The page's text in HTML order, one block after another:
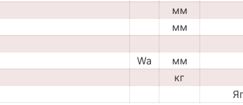
мм
мм
Wa мм
кг